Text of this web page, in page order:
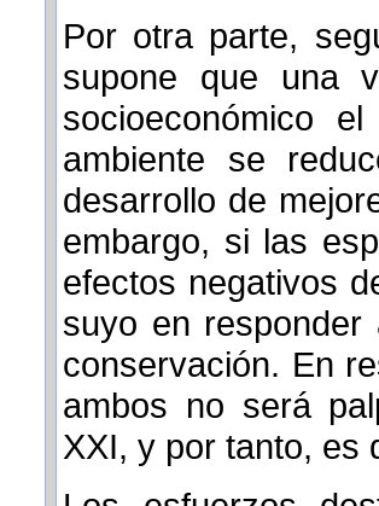
Por otra parte,
supone que una
socioeconómico
ambiente se
desarrollo de
embargo, si las
efectos negativos
suyo en
conservación. En
ambos no será
XXI, y por tanto, es